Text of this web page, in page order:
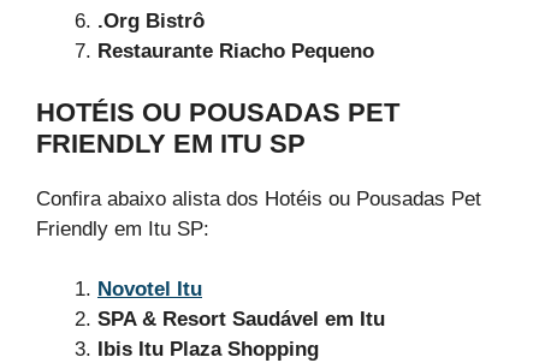
.Org Bistrô
Restaurante Riacho Pequeno
HOTÉIS OU POUSADAS PET
FRIENDLY EM ITU SP
Confira abaixo alista dos Hotéis ou Pousadas Pet
Friendly em Itu SP:
Novotel Itu
SPA & Resort Saudável em Itu
Ibis Itu Plaza Shopping